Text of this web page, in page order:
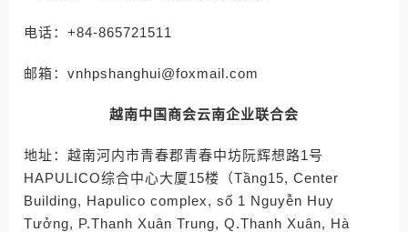
电话：+84-865721511
邮箱：vnhpshanghui@foxmail.com
越南中国商会云南企业联合会
地址：越南河内市青春郡青春中坊阮辉想路1号
HAPULICO综合中心大厦15楼（Tầng15, Center
Building, Hapulico complex, số 1 Nguyễn Huy
Tưởng, P.Thanh Xuân Trung, Q.Thanh Xuân, Hà